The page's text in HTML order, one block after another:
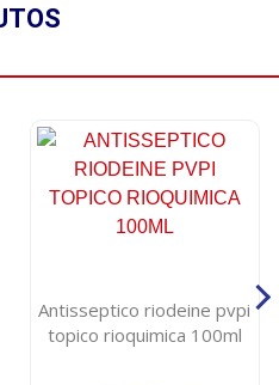
Antisseptico riodeine pvpi
topico rioquimica 100ml